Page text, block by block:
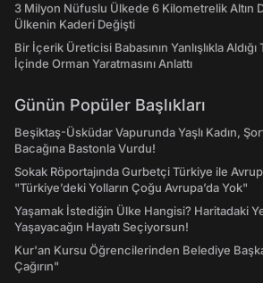
3 Milyon Nüfuslu Ülkede 6 Kilometrelik Altın
Ülkenin Kaderi Değişti
Bir İçerik Üreticisi Babasının Yanlışlıkla Aldığı
İçinde Orman Yaratmasını Anlattı
Günün Popüler Başlıkları
Beşiktaş-Üsküdar Vapurunda Yaşlı Kadın,
Bacağına Bastonla Vurdu!
Sokak Röportajında Gurbetçi Türkiye ile
"Türkiye’deki Yolların Çoğu Avrupa’da Yok"
Yaşamak İstediğin Ülke Hangisi? Haritadaki
Yaşayacağın Hayatı Seçiyorsun!
Kur'an Kursu Öğrencilerinden Belediye
Çağırın"